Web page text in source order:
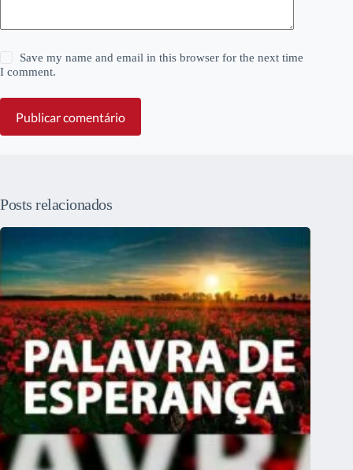
Save my name and email in this browser for the next time
I comment.
Publicar comentário
Posts relacionados